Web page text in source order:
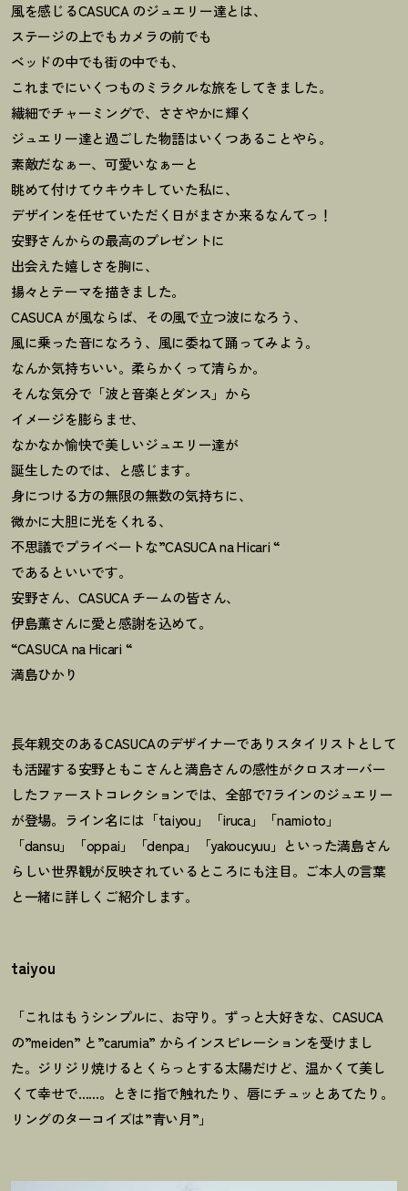
風を感じるCASUCA のジュエリー達とは、
ステージの上でもカメラの前でも
ベッドの中でも街の中でも、
これまでにいくつものミラクルな旅をしてきました。
繊細でチャーミングで、ささやかに輝く
ジュエリー達と過ごした物語はいくつあることやら。
素敵だなぁー、可愛いなぁーと
眺めて付けてウキウキしていた私に、
デザインを任せていただく日がまさか来るなんてっ ！
安野さんからの最高のプレゼントに
出会えた嬉しさを胸に、
揚々とテーマを描きました。
CASUCA が風ならば、その風で立つ波になろう、
風に乗った音になろう、風に委ねて踊ってみよう。
なんか気持ちいい。柔らかくって清らか。
そんな気分で「波と音楽とダンス」から
イメージを膨らませ、
なかなか愉快で美しいジュエリー達が
誕生したのでは、と感じます。
身につける方の無限の無数の気持ちに、
微かに大胆に光をくれる、
不思議でプライベートな”CASUCA na Hicari “
であるといいです。
安野さん、CASUCA チームの皆さん、
伊島薫さんに愛と感謝を込めて。
“CASUCA na Hicari “
満島ひかり
長年親交のあるCASUCAのデザイナーでありスタイリストとして
も活躍する安野ともこさんと満島さんの感性がクロスオーバー
したファーストコレクションでは、全部で7ラインのジュエリー
が登場。ライン名には「taiyou」「iruca」「namioto」
「dansu」「oppai」「denpa」「yakoucyuu」といった満島さん
らしい世界観が反映されているところにも注目。ご本人の言葉
と一緒に詳しくご紹介します。
taiyou
「これはもうシンプルに、お守り。ずっと大好きな、CASUCA
の”meiden” と”carumia” からインスピレーションを受けまし
た。ジリジリ焼けるとくらっとする太陽だけど、温かくて美し
くて幸せで……。ときに指で触れたり、唇にチュッとあてたり。
リングのターコイズは”青い月”」